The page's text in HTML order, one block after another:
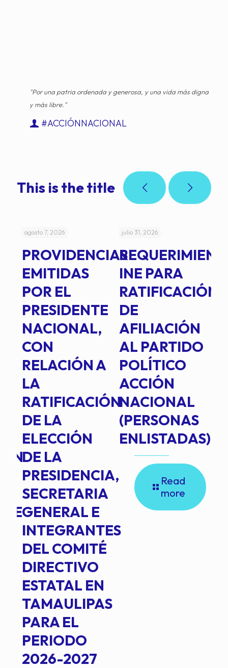
"Por una patria ordenada y generosa, y una vida más digna
y más libre."
#ACCIÓNNACIONAL
This is the title
agosto 7, 2026
PROVIDENCIAS
EMITIDAS
POR EL
PRESIDENTE
NACIONAL,
CON
RELACIÓN A
LA
RATIFICACIÓN
DE LA
ELECCIÓN
DE LA
PRESIDENCIA,
SECRETARIA
GENERAL E
INTEGRANTES
DEL COMITÉ
DIRECTIVO
ESTATAL EN
TAMAULIPAS
PARA EL
PERIODO
2026-2027
julio 31, 2026
INE PARA
RATIFICACIÓN
DE
AFILIACIÓN
AL PARTIDO
POLÍTICO
ACCIÓN
NACIONAL
(PERSONAS
ENLISTADAS)
Read
more